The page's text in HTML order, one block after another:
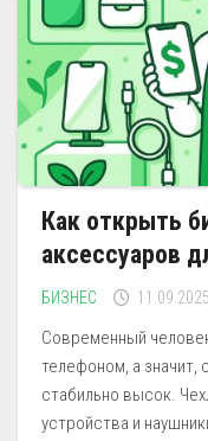
Как открыть
аксессуаров
БИЗНЕС 11.09.2025
Современный
телефоном, а значит,
стабильно высок.
устройства и